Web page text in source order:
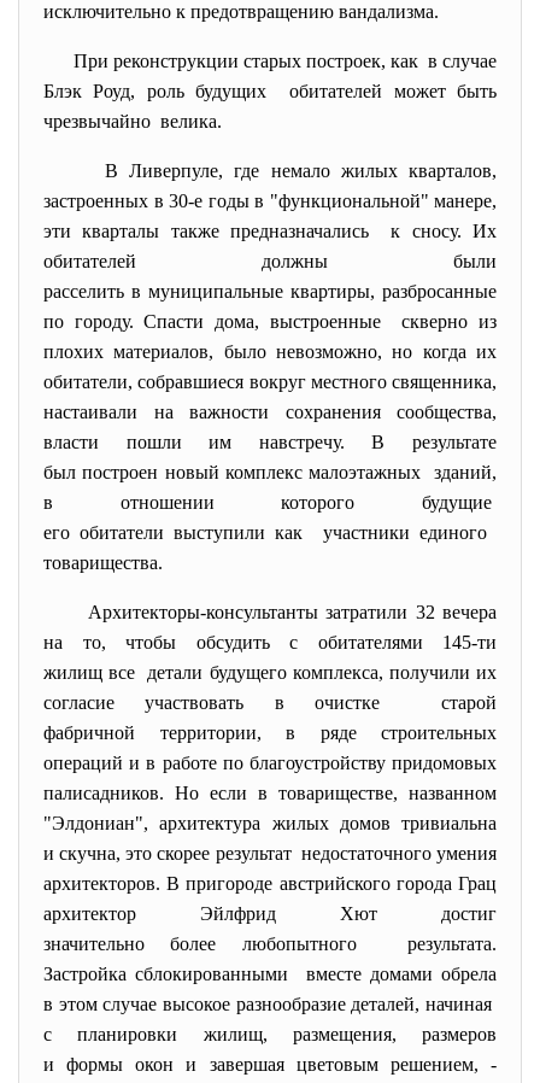
исключительно к предотвращению вандализма.
При реконструкции старых построек, как в случае
Блэк Роуд, роль будущих обитателей может быть
чрезвычайно велика.
В Ливерпуле, где немало жилых кварталов,
застроенных в 30-е годы в "функциональной" манере,
эти кварталы также предназначались к сносу. Их
обитателей должны были
расселить в муниципальные квартиры, разбросанные
по городу. Спасти дома, выстроенные скверно из
плохих материалов, было невозможно, но когда их
обитатели, собравшиеся вокруг местного священника,
настаивали на важности сохранения сообщества,
власти пошли им навстречу. В результате
был построен новый комплекс малоэтажных зданий,
в отношении которого будущие
его обитатели выступили как участники единого
товарищества.
Архитекторы-консультанты затратили 32 вечера
на то, чтобы обсудить с обитателями 145-ти
жилищ все детали будущего комплекса, получили их
согласие участвовать в очистке старой
фабричной территории, в ряде строительных
операций и в работе по благоустройству придомовых
палисадников. Но если в товариществе, названном
"Элдониан", архитектура жилых домов тривиальна
и скучна, это скорее результат недостаточного умения
архитекторов. В пригороде австрийского города Грац
архитектор Эйлфрид Хют достиг
значительно более любопытного результата.
Застройка сблокированными вместе домами обрела
в этом случае высокое разнообразие деталей, начиная
с планировки жилищ, размещения, размеров
и формы окон и завершая цветовым решением, -